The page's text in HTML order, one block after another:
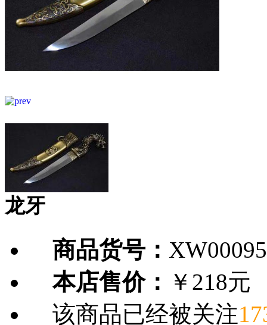
龙牙
商品货号：
本店售价： ￥218元
该商品已经被关注